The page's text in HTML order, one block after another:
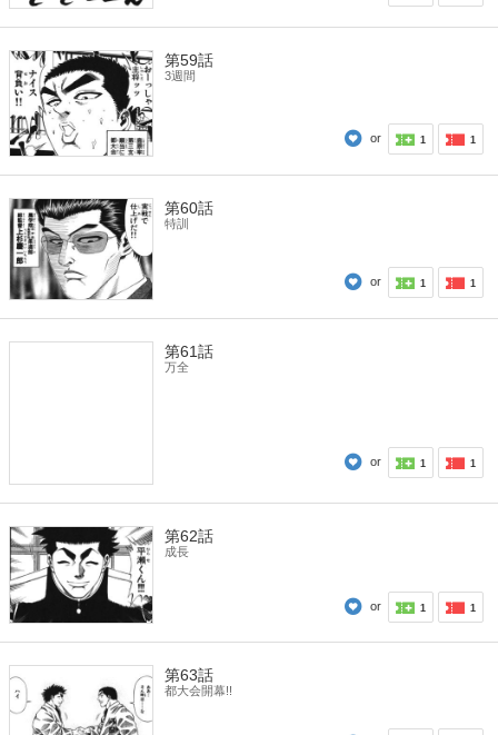
第59話
3週間
or 1 1
第60話
特訓
or 1 1
第61話
万全
or 1 1
第62話
成長
or 1 1
第63話
都大会開幕!!